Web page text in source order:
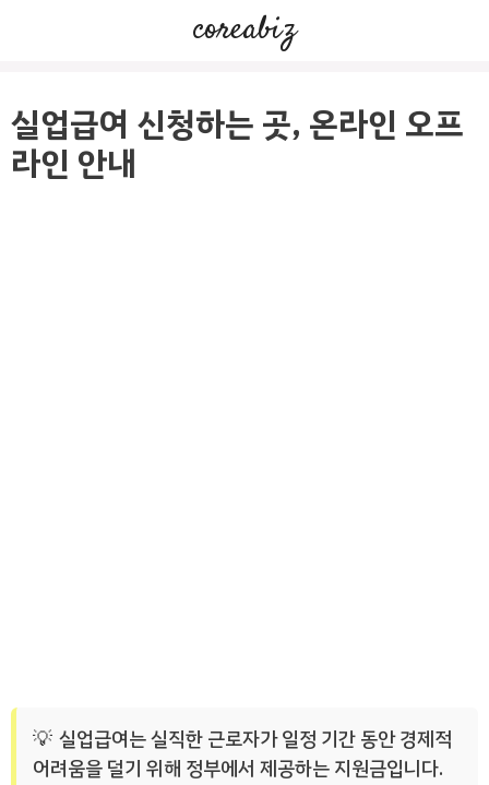
건
너
coreabiz
실업급여 신청하는 곳, 온라인 오프
라인 안내
실업급여는 실직한 근로자가 일정 기간 동안 경제적
어려움을 덜기 위해 정부에서 제공하는 지원금입니다.